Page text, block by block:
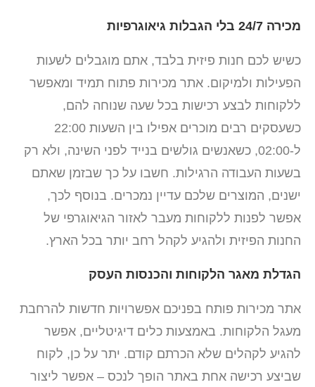
מכירה 24/7 בלי הגבלות גיאוגרפיות
כשיש לכם חנות פיזית בלבד, אתם מוגבלים לשעות
הפעילות ולמיקום. אתר מכירות פתוח תמיד ומאפשר
ללקוחות לבצע רכישות בכל שעה שנוחה להם,
כשעסקים רבים מוכרים אפילו בין השעות 22:00
ל-02:00, כשאנשים גולשים בנייד לפני השינה, ולא רק
בשעות העבודה הרגילות. חשבו על כך שבזמן שאתם
ישנים, המוצרים שלכם עדיין נמכרים. בנוסף לכך,
אפשר לפנות ללקוחות מעבר לאזור הגיאוגרפי של
החנות הפיזית ולהגיע לקהל רחב יותר בכל הארץ.
הגדלת מאגר הלקוחות והכנסות העסק
אתר מכירות פותח בפניכם אפשרויות חדשות להרחבת
מעגל הלקוחות. באמצעות כלים דיגיטליים, אפשר
להגיע לקהלים שלא הכרתם קודם. יתר על כן, לקוח
שביצע רכישה אחת באתר הופך לנכס – אפשר ליצור